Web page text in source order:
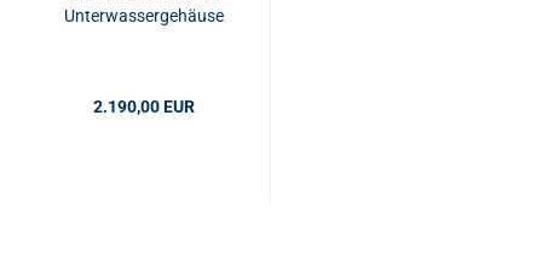
Unterwassergehäuse
2.190,00 EUR